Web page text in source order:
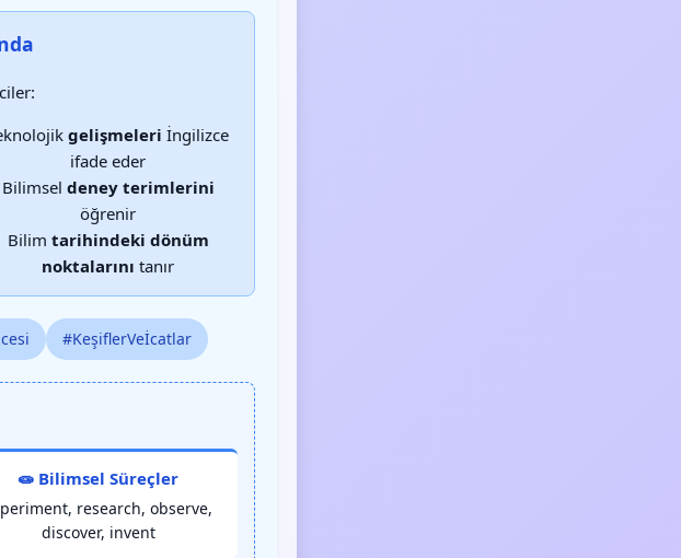
gelişmeleri İngilizce
ifade eder
Bilimsel deney terimlerini
öğrenir
Bilim tarihindeki dönüm
noktalarını tanır
#KeşiflerVeİcatlar
🧫 Bilimsel Süreçler
research, observe,
discover, invent